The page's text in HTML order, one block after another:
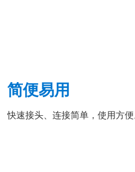
简便易用
快速接头、连接简单，使用方便